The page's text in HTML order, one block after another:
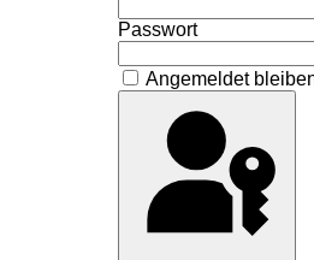
Passwort
Angemeldet